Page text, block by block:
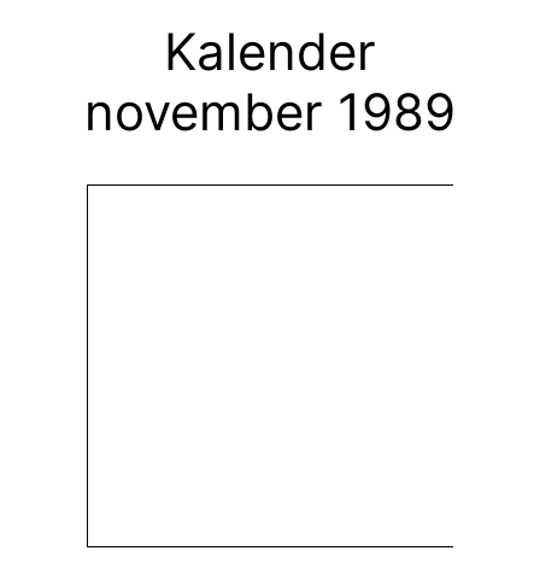
Kalender
november 1989